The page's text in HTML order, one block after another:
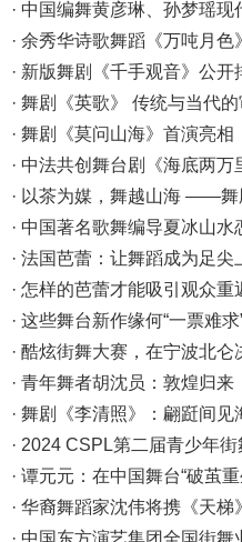
· 新版舞剧《千手观音》公开
· 舞剧《英歌》 传统与当代
· 舞剧《莫问山海》首演亮相
· 中法共创舞台剧《海底两
· 法国芭蕾：让舞蹈成为足尖
· 怎样的芭蕾才能吸引观众重
· 这些舞台新作缘何“一票难求
· 酷炫街舞大赛，在宁波北仑
· 青年舞者胡沈员：敦煌归来
· 舞剧《李清照》：翩跹间见
· 2024 CSPL第二届青少年
· 谭元元：在中国舞台“破茧重
· 华裔舞蹈家沈伟将携《天